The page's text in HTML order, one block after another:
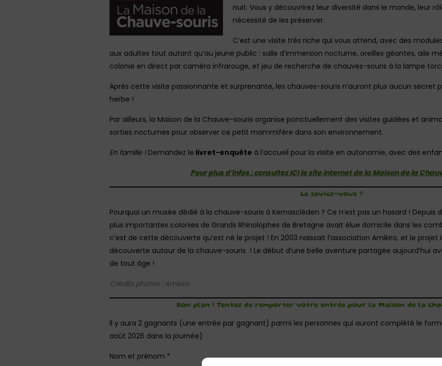
nuit. Vous y découvrirez leur diversité dans le monde, leur
nécessité de les préserver.
C’est une visite très riche qui vous attend, avec des
aux adultes tout autant qu’au jeune public : salle d’immersion nocturne, oreilles géantes, aile
colonie en direct par caméra infrarouge, et jeu de recherche de chauves-souris à la lampe
Après cette visite passionnante et surprenante, les chauves-souris n’auront plus aucun secret
herbe !
Par ailleurs, la Maison de la Chauve-souris organise ponctuellement des visites guidées et
sorties nocturnes pour observer ce petit mammifère dans son environnement.
En famille !Demandez le livret-enquête à l’accueil pour la visite en autonomie, avec des
Pour plus d’infos : consultez ICI le site internet de la Maison de la
Le saviez-vous ?
Pourquoi un musée dédié à la chauve-souris à Kernascléden ? Ce n’est pas un hasard ! Depuis
plus importantes colonies de Grands Rhinolophes de Bretagne avait élue domicile dans les
c’est de cette découverte qu’est né le projet ! En 2003 naissait l’association Amikiro, et le
découverte autour de la chauve-souris ! Le début d’une belle aventure partagée aujourd’hui
de tout âge !
Crédits photos : Amikiro
Bon plan ! Tentez de remporter votre entrée pour la Maison de la
Il y aura 2 gagnants (une entrée par gagnant) parmi les personnes qui auront complété le
août 2026 dans la journée)
Nom et prénom *